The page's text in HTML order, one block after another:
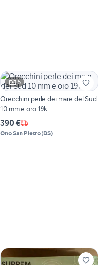
5
Orecchini perle dei mare del Sud
10 mm e oro 19k
390 €
Ono San Pietro(BS)